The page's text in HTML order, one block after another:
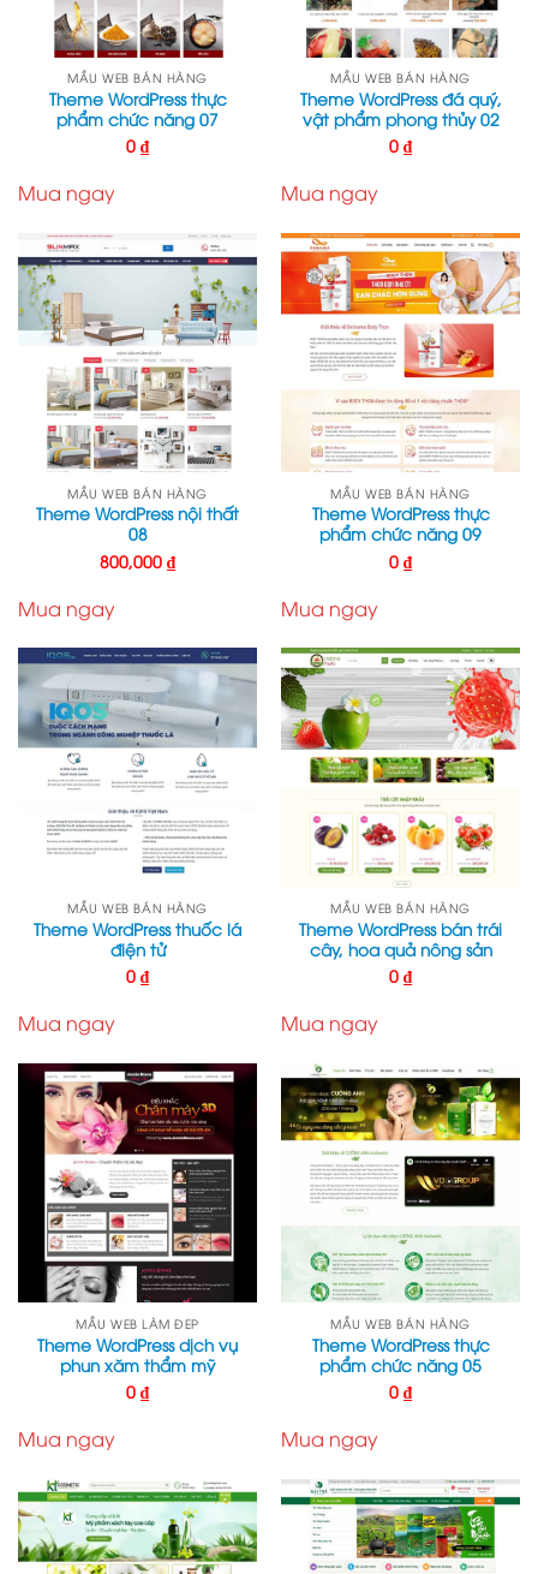
MẪU WEB BÁN HÀNG
Theme WordPress thực
phẩm chức năng 07
0 ₫
Mua ngay
MẪU WEB BÁN HÀNG
Theme WordPress đá quý,
vật phẩm phong thủy 02
0 ₫
Mua ngay
MẪU WEB BÁN HÀNG
Theme WordPress nội thất
08
800,000 ₫
Mua ngay
MẪU WEB BÁN HÀNG
Theme WordPress thực
phẩm chức năng 09
0 ₫
Mua ngay
MẪU WEB BÁN HÀNG
Theme WordPress thuốc lá
điện tử
0 ₫
Mua ngay
MẪU WEB BÁN HÀNG
Theme WordPress bán trái
cây, hoa quả nông sản
0 ₫
Mua ngay
MẪU WEB LÀM ĐẸP
Theme WordPress dịch vụ
phun xăm thẩm mỹ
0 ₫
Mua ngay
MẪU WEB BÁN HÀNG
Theme WordPress thực
phẩm chức năng 05
0 ₫
Mua ngay